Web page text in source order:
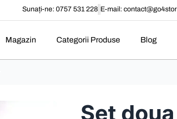
Sunați-ne: 0757 531 228 E-mail:
Magazin Categorii Produse Blog
Set